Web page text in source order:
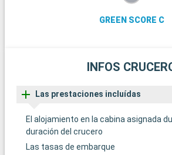
GREEN SCORE C
INFOS
Las prestaciones incluídas
El alojamiento en la cabina asignada
duración del crucero
Las tasas de embarque